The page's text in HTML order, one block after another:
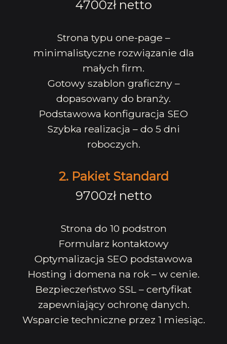
4700zł netto
Strona typu one-page –
minimalistyczne rozwiązanie dla
małych firm.
Gotowy szablon graficzny –
dopasowany do branży.
Podstawowa konfiguracja SEO
Szybka realizacja – do 5 dni
roboczych.
2. Pakiet Standard
9700zł netto
Strona do 10 podstron
Formularz kontaktowy
Optymalizacja SEO podstawowa
Hosting i domena na rok – w cenie.
Bezpieczeństwo SSL – certyfikat
zapewniający ochronę danych.
Wsparcie techniczne przez 1 miesiąc.